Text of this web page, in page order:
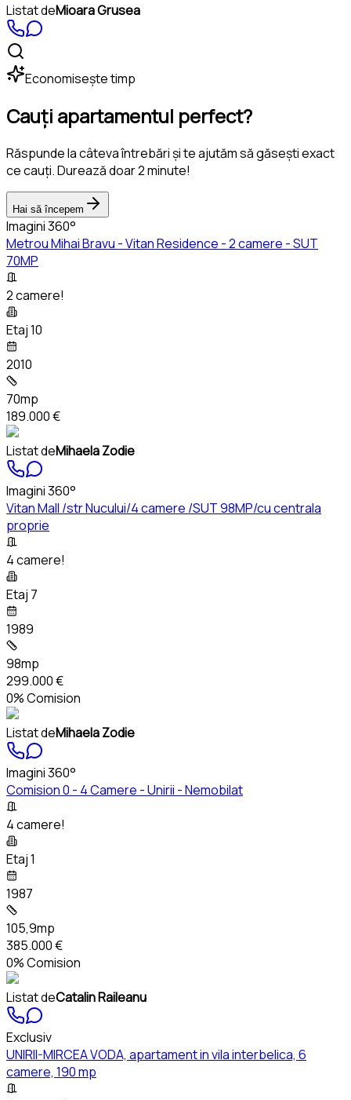
Listat deMioara Grusea
Economisește timp
Cauți apartamentul perfect?
Răspunde la câteva întrebări și te ajutăm să găsești exact
ce cauți. Durează doar 2 minute!
Hai să începem
Imagini 360°
Metrou Mihai Bravu - Vitan Residence - 2 camere - SUT
70MP
2 camere!
Etaj 10
2010
70mp
189.000 €
Listat deMihaela Zodie
Imagini 360°
Vitan Mall /str Nucului/4 camere /SUT 98MP/cu centrala
proprie
4 camere!
Etaj 7
1989
98mp
299.000 €
0% Comision
Listat deMihaela Zodie
Imagini 360°
Comision 0 - 4 Camere - Unirii - Nemobilat
4 camere!
Etaj 1
1987
105,9mp
385.000 €
0% Comision
Listat deCatalin Raileanu
Exclusiv
UNIRII-MIRCEA VODA, apartament in vila interbelica, 6
camere, 190 mp